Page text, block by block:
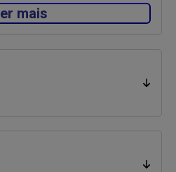
mais economia de
evitando que se utilize uma
pouca pressão de água, conta
mais